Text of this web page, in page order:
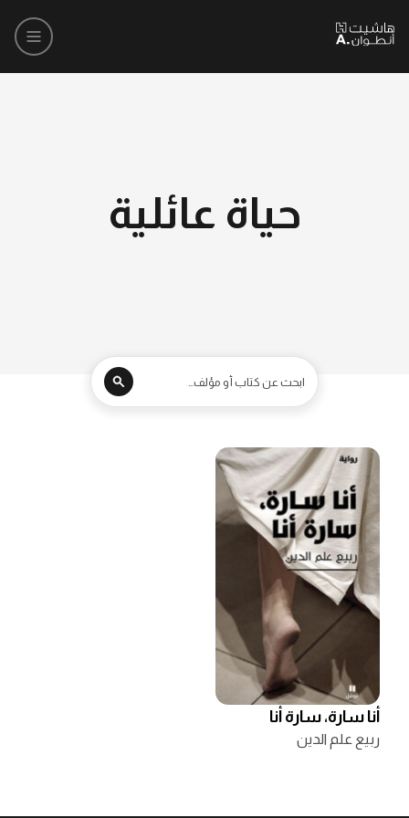
حياة عائلية
أنا سارة، سارة أنا
ربيع علم الدين